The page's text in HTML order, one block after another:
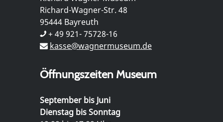
Richard-Wagner-Str. 48
95444 Bayreuth
+ 49 921- 75728-16
kasse@wagnermuseum.de
Öffnungszeiten Museum
September bis Juni
Dienstag bis Sonntag